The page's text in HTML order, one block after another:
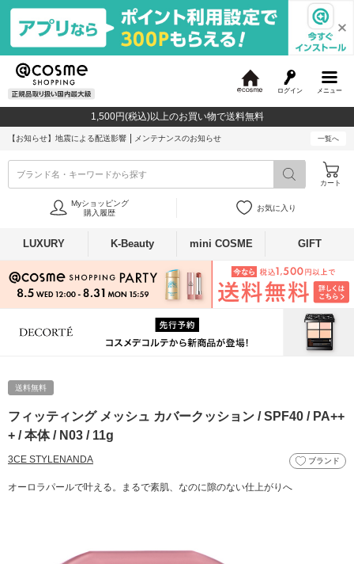
メニュー
ログイン
c
o
1,500円(税込)以上のお買い物で送料無料
【お知らせ】 地震による配送影響 メンテナンスのお知らせ 一覧へ
ブランド名・キーワードから探す
カート
Myショッピング
購入履歴
お気に入り
LUXURY K-Beauty mini COSME GIFT
送料無料
フィッティング メッシュ カバークッション / SPF40 / PA++
+ / 本体 / N03 / 11g
3CE STYLENANDA ブランド
オーロラパールで叶える。まるで素肌、なのに隙のない仕上がりへ